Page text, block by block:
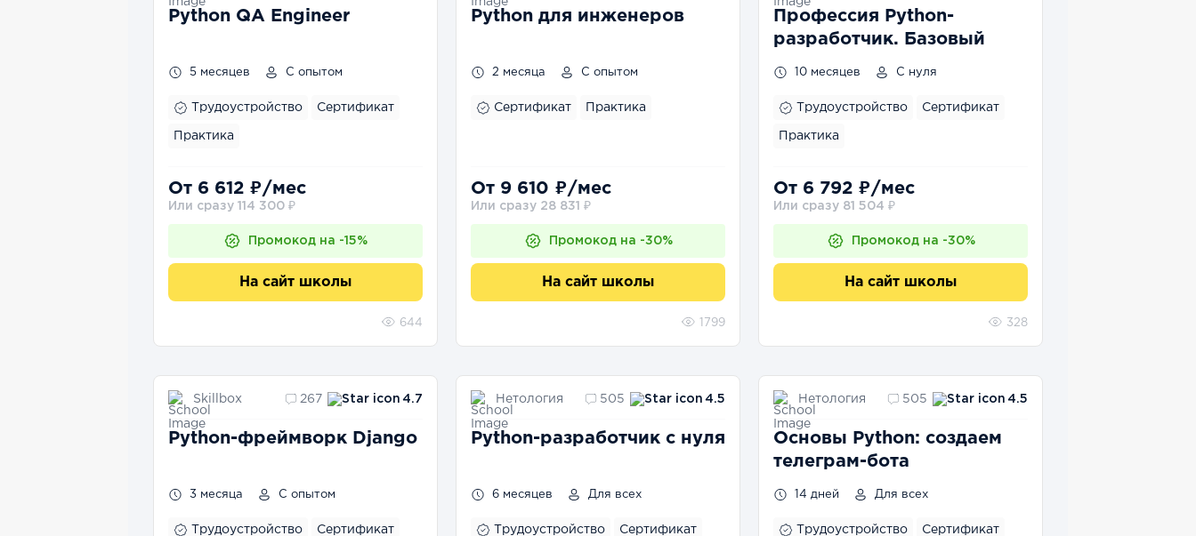
Python QA Engineer
5 месяцев С опытом
Трудоустройство Сертификат
Практика
От 6 612 ₽/мес
Или сразу 114 300 ₽
Промокод на -15%
На сайт школы
644
Python для инженеров
2 месяца С опытом
Сертификат Практика
От 9 610 ₽/мес
Или сразу 28 831 ₽
Промокод на -30%
На сайт школы
1799
Профессия Python-
разработчик. Базовый
10 месяцев С нуля
Трудоустройство Сертификат
Практика
От 6 792 ₽/мес
Или сразу 81 504 ₽
Промокод на -30%
На сайт школы
328
Skillbox 267 4.7
Python-фреймворк Django
3 месяца С опытом
Трудоустройство Сертификат
Нетология 505 4.5
Python-разработчик с нуля
6 месяцев Для всех
Трудоустройство Сертификат
Нетология 505 4.5
Основы Python: создаем
телеграм-бота
14 дней Для всех
Трудоустройство Сертификат